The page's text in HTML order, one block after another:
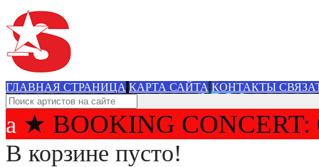
ГЛАВНАЯ СТРАНИЦА КАРТА САЙТА КОНТАКТЫ
★ BOOKING
В корзине пусто!